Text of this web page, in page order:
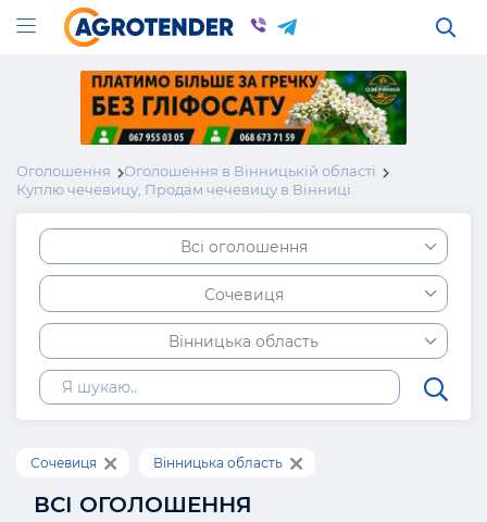
Оголошення
Оголошення в Вінницькій області
Куплю чечевицу, Продам чечевицу в Вінниці
Всі оголошення
Сочевиця
Вінницька область
Сочевиця Вінницька область
ВСІ ОГОЛОШЕННЯ